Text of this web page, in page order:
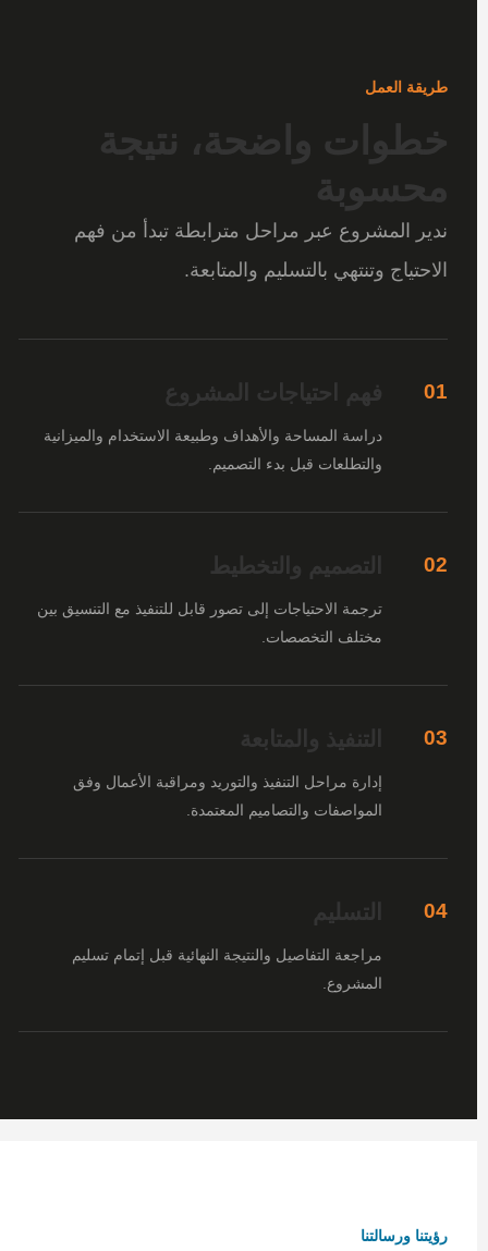
طريقة العمل
خطوات واضحة، نتيجة
محسوبة
ندير المشروع عبر مراحل مترابطة تبدأ من فهم
الاحتياج وتنتهي بالتسليم والمتابعة.
01 فهم احتياجات المشروع
دراسة المساحة والأهداف وطبيعة الاستخدام والميزانية
والتطلعات قبل بدء التصميم.
02 التصميم والتخطيط
ترجمة الاحتياجات إلى تصور قابل للتنفيذ مع التنسيق بين
مختلف التخصصات.
03 التنفيذ والمتابعة
إدارة مراحل التنفيذ والتوريد ومراقبة الأعمال وفق
المواصفات والتصاميم المعتمدة.
04 التسليم
مراجعة التفاصيل والنتيجة النهائية قبل إتمام تسليم
المشروع.
رؤيتنا ورسالتنا